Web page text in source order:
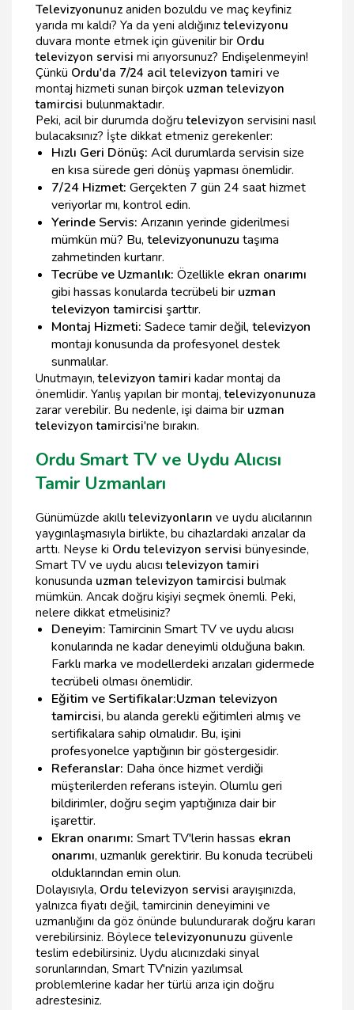
Televizyonunuz aniden bozuldu ve maç keyfiniz
yarıda mı kaldı? Ya da yeni aldığınıztelevizyonu
duvara monte etmek için güvenilir bir Ordu
televizyon servisi mi arıyorsunuz? Endişelenmeyin!
Çünkü Ordu'da 7/24 acil televizyon tamiri ve
montaj hizmeti sunan birçok uzman televizyon
tamircisi bulunmaktadır.
Peki, acil bir durumda doğrutelevizyon servisini nasıl
bulacaksınız? İşte dikkat etmeniz gerekenler:
Hızlı Geri Dönüş: Acil durumlarda servisin size
en kısa sürede geri dönüş yapması önemlidir.
7/24 Hizmet: Gerçekten 7 gün 24 saat hizmet
veriyorlar mı, kontrol edin.
Yerinde Servis: Arızanın yerinde giderilmesi
mümkün mü? Bu, televizyonunuzu taşıma
zahmetinden kurtarır.
Tecrübe ve Uzmanlık: Özellikle ekran onarımı
gibi hassas konularda tecrübeli bir uzman
televizyon tamircisi şarttır.
Montaj Hizmeti: Sadece tamir değil, televizyon
montajı konusunda da profesyonel destek
sunmalılar.
Unutmayın,televizyon tamiri kadar montaj da
önemlidir. Yanlış yapılan bir montaj,televizyonunuza
zarar verebilir. Bu nedenle, işi daima bir uzman
televizyon tamircisi'ne bırakın.
Ordu Smart TV ve Uydu Alıcısı
Tamir Uzmanları
Günümüzde akıllıtelevizyonların ve uydu alıcılarının
yaygınlaşmasıyla birlikte, bu cihazlardaki arızalar da
arttı. Neyse ki Ordu televizyon servisi bünyesinde,
Smart TV ve uydu alıcısıtelevizyon tamiri
konusunda uzman televizyon tamircisi bulmak
mümkün. Ancak doğru kişiyi seçmek önemli. Peki,
nelere dikkat etmelisiniz?
Deneyim:Tamircinin Smart TV ve uydu alıcısı
konularında ne kadar deneyimli olduğuna bakın.
Farklı marka ve modellerdeki arızaları gidermede
tecrübeli olması önemlidir.
Eğitim ve Sertifikalar:Uzman televizyon
tamircisi, bu alanda gerekli eğitimleri almış ve
sertifikalara sahip olmalıdır. Bu, işini
profesyonelce yaptığının bir göstergesidir.
Referanslar: Daha önce hizmet verdiği
müşterilerden referans isteyin. Olumlu geri
bildirimler, doğru seçim yaptığınıza dair bir
işarettir.
Ekran onarımı: Smart TV'lerin hassas ekran
onarımı, uzmanlık gerektirir. Bu konuda tecrübeli
olduklarından emin olun.
Dolayısıyla, Ordu televizyon servisi arayışınızda,
yalnızca fiyatı değil, tamircinin deneyimini ve
uzmanlığını da göz önünde bulundurarak doğru kararı
verebilirsiniz. Böylecetelevizyonunuzu güvenle
teslim edebilirsiniz. Uydu alıcınızdaki sinyal
sorunlarından, Smart TV'nizin yazılımsal
problemlerine kadar her türlü arıza için doğru
adrestesiniz.